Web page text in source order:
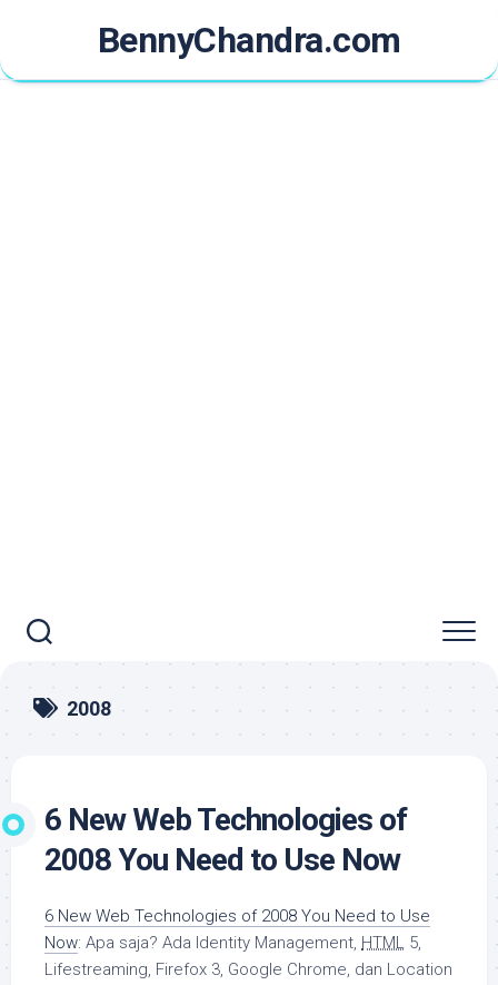
content
BennyChandra.com
2008
6 New Web Technologies of
2008 You Need to Use Now
6 New Web Technologies of 2008 You Need to Use
Now: Apa saja? Ada Identity Management, HTML 5,
Lifestreaming, Firefox 3, Google Chrome, dan Location